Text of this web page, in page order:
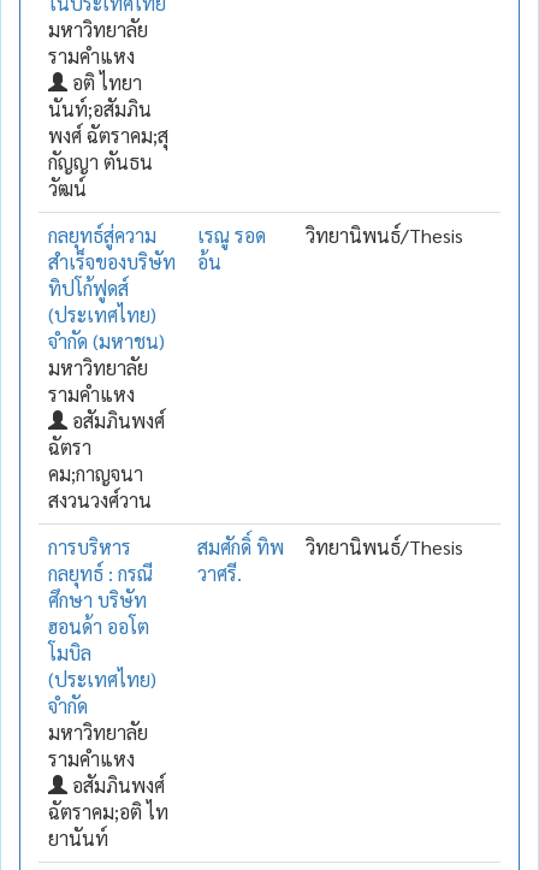
มหาวิทยาลัย
รามคำแหง
อติ ไทยา
นันท์;อสัมภิน
พงศ์ ฉัตราคม;สุ
กัญญา ตันธน
วัฒน์
กลยุทธ์สู่ความ
สำเร็จของบริษัท
ทิปโก้ฟูดส์
(ประเทศไทย)
จำกัด (มหาชน)
มหาวิทยาลัย
รามคำแหง
อสัมภินพงศ์
ฉัตรา
คม;กาญจนา
สงวนวงศ์วาน
เรณู รอด
อ้น
วิทยานิพนธ์/Thesis
การบริหาร
กลยุทธ์ : กรณี
ศึกษา บริษัท
ฮอนด้า ออโต
โมบิล
(ประเทศไทย)
จำกัด
มหาวิทยาลัย
รามคำแหง
อสัมภินพงศ์
ฉัตราคม;อติ ไท
ยานันท์
สมศักดิ์ ทิพ
วาศรี.
วิทยานิพนธ์/Thesis